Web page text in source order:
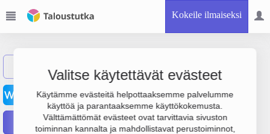
Kokeile ilmaiseksi
Valitse käytettävät evästeet
Käytämme evästeitä helpottaaksemme palvelumme
käyttöä ja parantaaksemme käyttökokemusta.
Välttämättömät evästeet ovat tarvittavia sivuston
toiminnan kannalta ja mahdollistavat perustoiminnot,
Osuuskunta Vesijako
Raportit